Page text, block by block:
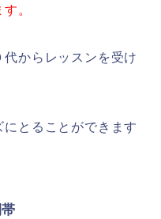
。
からレッスンを受け
とることができます